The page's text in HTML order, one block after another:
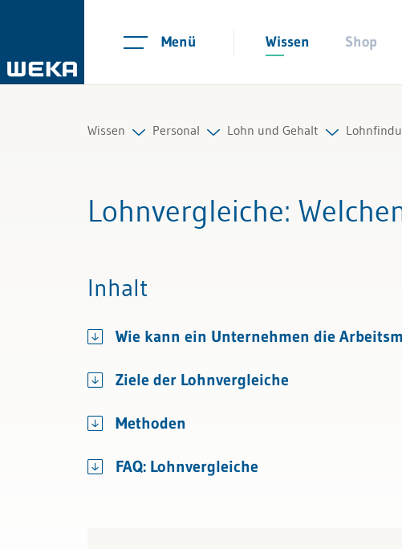
Menü Wissen Shop
Wissen
Management
Finanzen & Steuern
Recht
Bau & Immobilien
Personal
Arbeitsverträge und Reglemente
Personalführung und
Kündigung & Arbeitszeugnis
Sozialversicherungen
Lohn und Gehalt
Lohnabrechnung
Lohnfortzahlung
Variable Vergütung
Alle
Lohnvergleiche:
Inhalt
Wie kann ein Unternehmen die
Ziele der Lohnvergleiche
Methoden
FAQ: Lohnvergleiche